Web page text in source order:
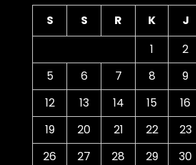
S S R K J
1
2
5
6 7 8 9
12
13 14 15 16
19
20 21 22 23
26
27 28 29 30